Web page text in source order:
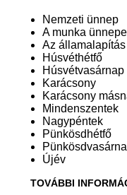
Nemzeti ünnep
A munka ünnepe
Az
Húsvéthétfő
Húsvétvasárnap
Karácsony
Karácsony
Mindenszentek
Nagypéntek
Pünkösdhétfő
Újév
TOVÁBBI